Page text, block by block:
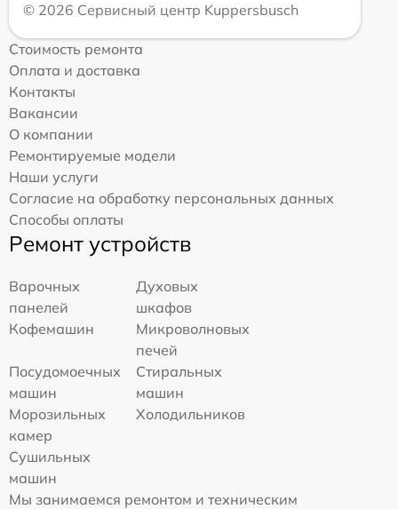
© 2026 Сервисный центр Kuppersbusch
Стоимость ремонта
Оплата и доставка
Контакты
Вакансии
О компании
Ремонтируемые модели
Наши услуги
Согласие на обработку персональных данных
Способы оплаты
Ремонт устройств
Варочных
панелей
Духовых
шкафов
Кофемашин
Микроволновых
печей
Посудомоечных
машин
Стиральных
машин
Морозильных
камер
Холодильников
Сушильных
машин
Мы занимаемся ремонтом и техническим